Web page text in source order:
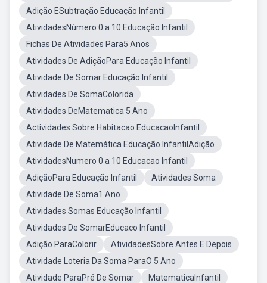
Adição ESubtração Educação Infantil
AtividadesNúmero 0 a 10 Educação Infantil
Fichas De Atividades Para5 Anos
Atividades De AdiçãoPara Educação Infantil
Atividade De Somar Educação Infantil
Atividades De SomaColorida
Atividades DeMatematica 5 Ano
Actividades Sobre Habitacao EducacaoInfantil
Atividade De Matemática Educação InfantilAdição
AtividadesNumero 0 a 10 Educacao Infantil
AdiçãoPara Educação Infantil
Atividades Soma
Atividade De Soma1 Ano
Atividades Somas Educação Infantil
Atividades De SomarEducaco Infantil
Adição ParaColorir
AtividadesSobre Antes E Depois
Atividade Loteria Da Soma ParaO 5 Ano
Atividade ParaPré De Somar
MatematicaInfantil